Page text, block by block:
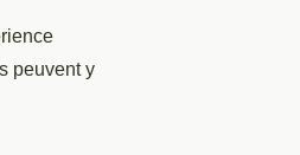
peuvent y